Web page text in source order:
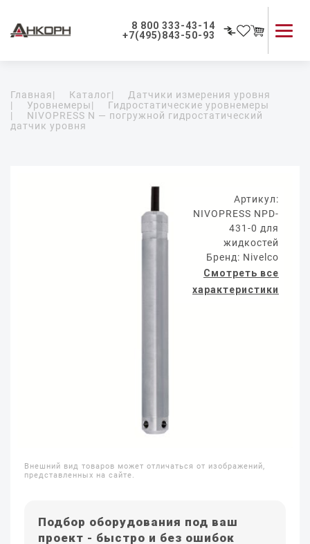
8 800 333-43-14
+7(495)843-50-93
Применение приборов
Как мы работаем
Главная| Каталог|
Датчики измерения уровня
|
Уровнемеры|
Гидростатические уровнемеры
|
NIVOPRESS N — погружной гидростатический
датчик уровня
Артикул:
NIVOPRESS NPD-
431-0 для
жидкостей
Бренд: Nivelco
Смотреть все
характеристики
Внешний вид товаров может отличаться от изображений,
представленных на сайте.
Подбор оборудования под ваш
проект - быстро и без ошибок